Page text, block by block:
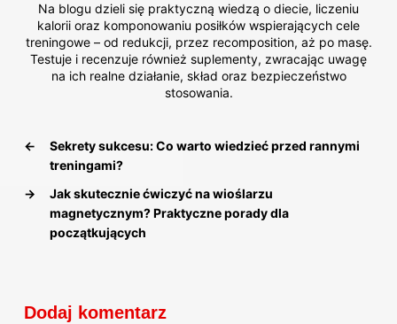
Na blogu dzieli się praktyczną wiedzą o diecie, liczeniu
kalorii oraz komponowaniu posiłków wspierających cele
treningowe – od redukcji, przez recomposition, aż po masę.
Testuje i recenzuje również suplementy, zwracając uwagę
na ich realne działanie, skład oraz bezpieczeństwo
stosowania.
←
Sekrety sukcesu: Co warto wiedzieć przed rannymi
treningami?
→
Jak skutecznie ćwiczyć na wioślarzu
magnetycznym? Praktyczne porady dla
początkujących
Dodaj komentarz